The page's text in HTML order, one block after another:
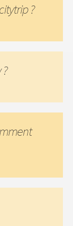
?